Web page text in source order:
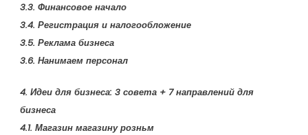
3.3. Финансовое начало
3.4. Регистрация и налогообложение
3.5. Реклама бизнеса
3.6. Нанимаем персонал
4. Идеи для бизнеса: 3 совета + 7 направлений для
бизнеса
4.1. Магазин магазину розньм